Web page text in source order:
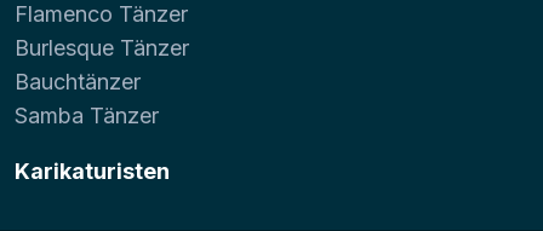
Flamenco Tänzer
Burlesque Tänzer
Bauchtänzer
Samba Tänzer
Karikaturisten